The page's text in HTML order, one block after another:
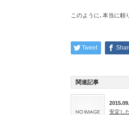
このように､本当に頼
Tweet
関連記事
安定し